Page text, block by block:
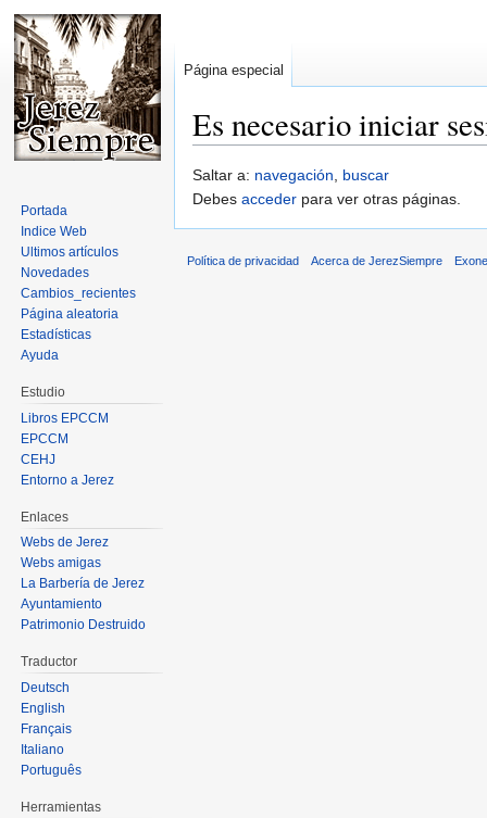
Es necesario iniciar
Saltar a: navegación, buscar
Debes acceder para ver otras páginas.
Página especial
Portada
Indice Web
Ultimos artículos
Novedades
Cambios_recientes
Página aleatoria
Estadísticas
Ayuda
Estudio
Libros EPCCM
EPCCM
CEHJ
Entorno a Jerez
Enlaces
Webs de Jerez
Webs amigas
La Barbería de Jerez
Ayuntamiento
Patrimonio Destruido
Traductor
Deutsch
English
Français
Italiano
Português
Herramientas
Política de privacidad Acerca de JerezSiempre